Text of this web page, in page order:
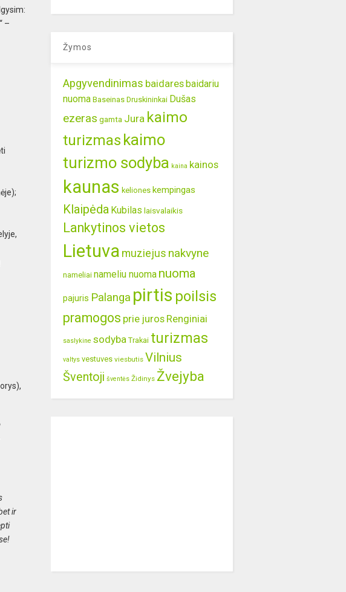
–
ir
Žymos
Apgyvendinimas baidaresbaidariu
nuoma Baseinas Druskininkai Dušas
ezeras gamta Jura kaimo
turizmas kaimo
turizmo sodyba kaina kainos
kaunas keliones kempingas
Klaipėda Kubilas laisvalaikis
Lankytinos vietos
Lietuva muziejus nakvyne
nameliai nameliu nuoma nuoma
pajuris Palanga pirtis poilsis
pramogos prie juros Renginiai
saslykine sodyba Trakai turizmas
valtys vestuves viesbutis Vilnius
Šventoji šventės Židinys Žvejyba